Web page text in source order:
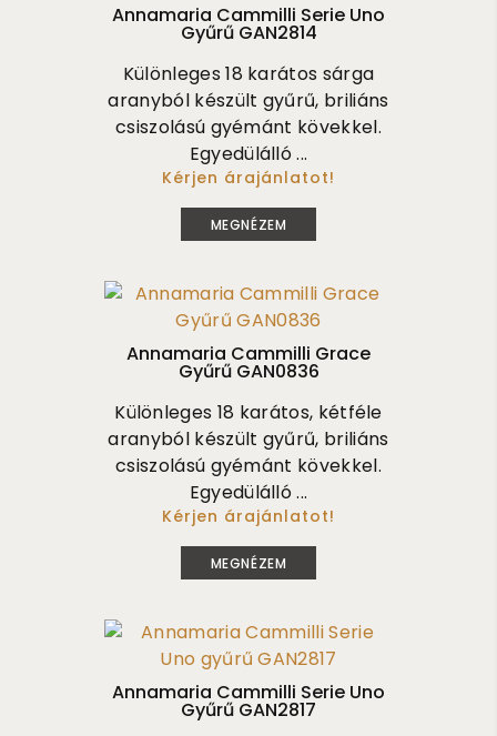
Annamaria Cammilli Serie Uno
Gyűrű GAN2814
Különleges 18 karátos sárga
aranyból készült gyűrű, briliáns
csiszolású gyémánt kövekkel.
Egyedülálló ...
Kérjen árajánlatot!
MEGNÉZEM
Annamaria Cammilli Grace
Gyűrű GAN0836
Különleges 18 karátos, kétféle
aranyból készült gyűrű, briliáns
csiszolású gyémánt kövekkel.
Egyedülálló ...
Kérjen árajánlatot!
MEGNÉZEM
Annamaria Cammilli Serie Uno
Gyűrű GAN2817